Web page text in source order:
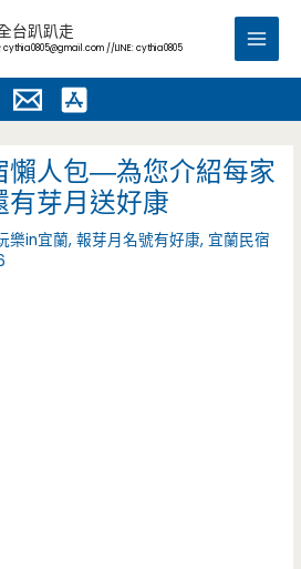
台趴趴走
cythia0805@gmail.com //LINE: cythia0805
Main
人包—為您介紹每家
有芽月送好康
樂in宜蘭,報芽月名號有好康, 宜蘭民宿